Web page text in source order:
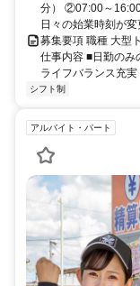
分） ②07:00～
日々の始業時刻が
募集要項 職種 大型
仕事内容 ■日勤のみ
ライフバランス充
シフト制
アルバイト・パート